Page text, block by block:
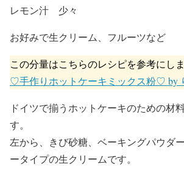
レモン汁 少々
お好みで生クリーム、フルーツなど
この分量はこちらのレシピを参考にし
♡手作りホットケーキミックス粉♡ by
ドイツで揃うホットケーキのための材
す。
左から、 きび砂糖、ベーキングパウダ
ータイプの生クリームです。